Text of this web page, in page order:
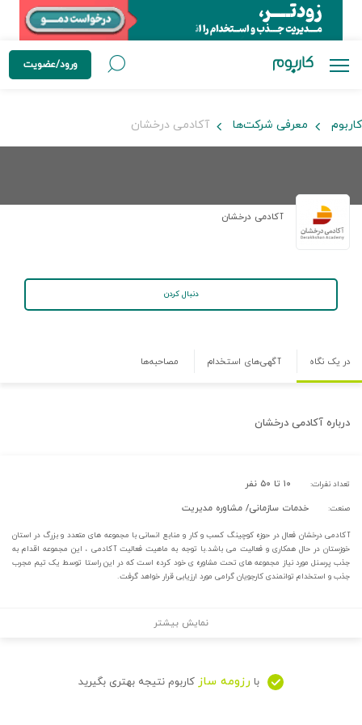
ورود/عضویت
کاربوم معرفی شرکت‌ها آکادمی درخشان
آکادمی درخشان
دنبال کردن
در یک نگاه آگهی‌های استخدام مصاحبه‌ها
درباره آکادمی درخشان
تعداد نفرات: ۱۰ تا ۵۰ نفر
صنعت: خدمات سازمانی/ مشاوره مدیریت
آکادمی درخشان فعال در حوزه کوچینگ کسب و کار و منابع انسانی با مجموعه های متعدد و بزرگ در استان
خوزستان در حال همکاری و فعالیت می باشد.با توجه به ماهیت فعالیت آکادمی ، این مجموعه اقدام به
جذب پرسنل مورد نیاز مجموعه های تحت مشاوره ی خود کرده است که در این راستا توسط یک تیم مجرب
جذب و استخدام توانمندی کارجویان گرامی مورد ارزیابی قرار خواهد گرفت.
نمایش بیشتر
با رزومه ساز کاربوم نتیجه بهتری بگیرید